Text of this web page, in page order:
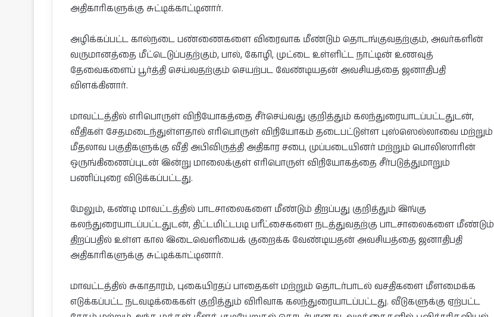
அதிகாரிகளுக்கு சுட்டிக்காட்டினார்.
அழிக்கப்பட்ட கால்நடை பண்ணைகளை விரைவாக மீண்டும் தொடங்குவதற்கும், அவர்களின்
வருமானத்தை மீட்டெடுப்பதற்கும், பால், கோழி, முட்டை உள்ளிட்ட நாட்டின் உணவுத்
தேவைகளைப் பூர்த்தி செய்வதற்கும் செயற்பட வேண்டியதன் அவசியத்தை ஜனாதிபதி
விளக்கினார்.
மாவட்டத்தில் எரிபொருள் விநியோகத்தை சீர்செய்வது குறித்தும் கலந்துரையாடப்பட்டதுடன்,
வீதிகள் சேதமடைந்துள்ளதால் எரிபொருள் விநியோகம் தடைபட்டுள்ள புஸ்ஸெல்லாவை மற்றும்
மீதலாவ பகுதிகளுக்கு வீதி அபிவிருத்தி அதிகார சபை, முப்படையினர் மற்றும் பொலிஸாரின்
ஒருங்கிணைப்புடன் இன்று மாலைக்குள் எரிபொருள் விநியோகத்தை சீர்படுத்துமாறும்
பணிப்புரை விடுக்கப்பட்டது.
மேலும், கண்டி மாவட்டத்தில் பாடசாலைகளை மீண்டும் திறப்பது குறித்தும் இங்கு
கலந்துரையாடப்பட்டதுடன், திட்டமிட்டபடி பரீட்சைகளை நடத்துவதற்கு பாடசாலைகளை மீண்டும்
திறப்பதில் உள்ள கால இடைவெளியைக் குறைக்க வேண்டியதன் அவசியத்தை ஜனாதிபதி
அதிகாரிகளுக்கு சுட்டிக்காட்டினார்.
மாவட்டத்தில் சுகாதாரம், புகையிரதப் பாதைகள் மற்றும் தொடர்பாடல் வசதிகளை மீளமைக்க
எடுக்கப்பட்ட நடவடிக்கைகள் குறித்தும் விரிவாக கலந்துரையாடப்பட்டது. வீடுகளுக்கு ஏற்பட்ட